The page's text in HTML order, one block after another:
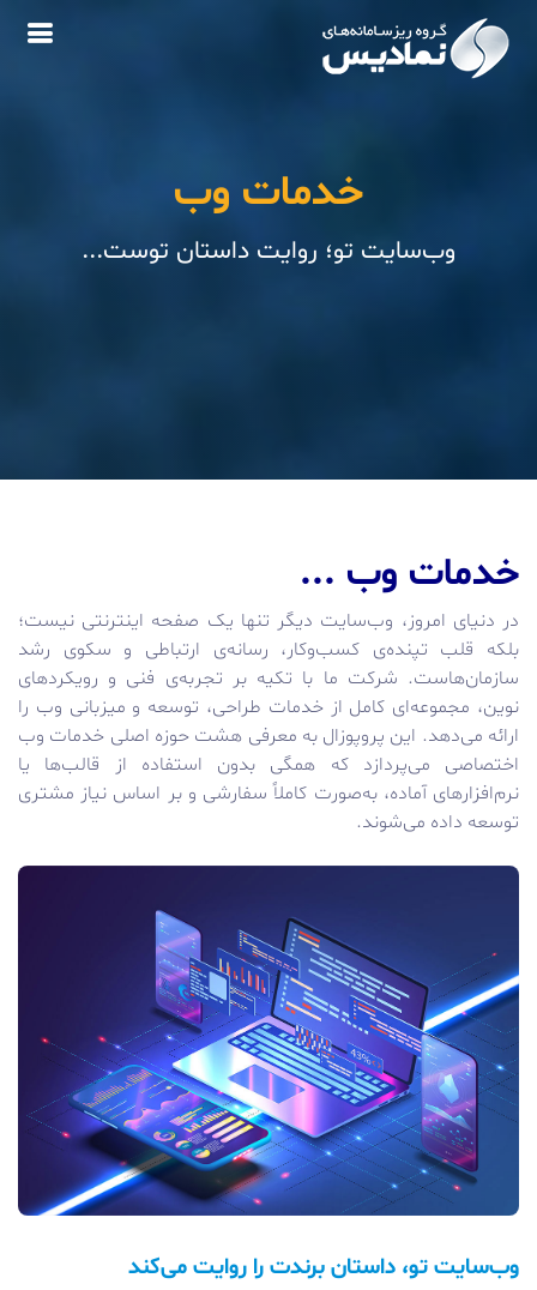
خدمات وب
وب‌سایت تو؛ روایت داستان توست...
خدمات وب ...
در دنیای امروز، وب‌سایت دیگر تنها یک صفحه اینترنتی نیست؛
بلکه قلب تپنده‌ی کسب‌وکار، رسانه‌ی ارتباطی و سکوی رشد
سازمان‌هاست. شرکت ما با تکیه بر تجربه‌ی فنی و رویکردهای
نوین، مجموعه‌ای کامل از خدمات طراحی، توسعه و میزبانی وب را
ارائه می‌دهد. این پروپوزال به معرفی هشت حوزه اصلی خدمات وب
اختصاصی می‌پردازد که همگی بدون استفاده از قالب‌ها یا
نرم‌افزارهای آماده، به‌صورت کاملاً سفارشی و بر اساس نیاز مشتری
توسعه داده می‌شوند.
وب‌سایت تو، داستان برندت را روایت می‌کند